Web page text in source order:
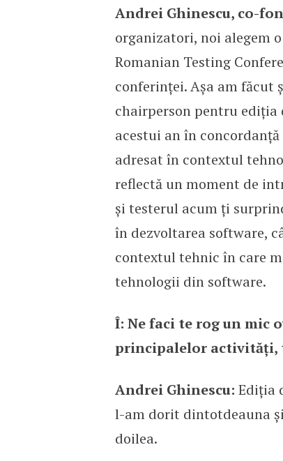
Andrei Ghinescu, co-
organizatori, noi alegem
Romanian Testing
conferinței. Așa am făcut
chairperson pentru ediția
acestui an în
adresat în contextul
reflectă un moment de
și testerul acum ți
în dezvoltarea software,
contextul tehnic în care
tehnologii din software.
Î: Ne faci te rog un mic
principalelor activități,
Andrei Ghinescu: Ediția
l-am dorit dintotdeauna
doilea.